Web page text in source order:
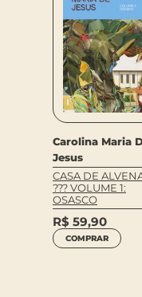
Carolina Maria
Jesus
CASA DE
??? VOLUME 1:
OSASCO
R$ 59,90
COMPRAR